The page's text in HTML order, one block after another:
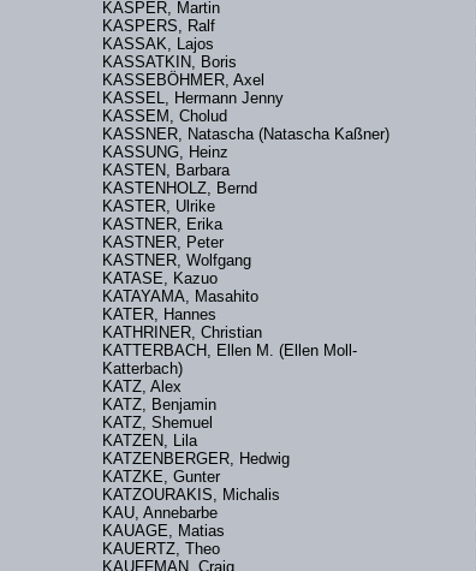
KASPER, Martin
KASPERS, Ralf
KASSAK, Lajos
KASSATKIN, Boris
KASSEBÖHMER, Axel
KASSEL, Hermann Jenny
KASSEM, Cholud
KASSNER, Natascha (Natascha Kaßner)
KASSUNG, Heinz
KASTEN, Barbara
KASTENHOLZ, Bernd
KASTER, Ulrike
KASTNER, Erika
KASTNER, Peter
KASTNER, Wolfgang
KATASE, Kazuo
KATAYAMA, Masahito
KATER, Hannes
KATHRINER, Christian
KATTERBACH, Ellen M. (Ellen Moll-
Katterbach)
KATZ, Alex
KATZ, Benjamin
KATZ, Shemuel
KATZEN, Lila
KATZENBERGER, Hedwig
KATZKE, Gunter
KATZOURAKIS, Michalis
KAU, Annebarbe
KAUAGE, Matias
KAUERTZ, Theo
KAUFFMAN, Craig